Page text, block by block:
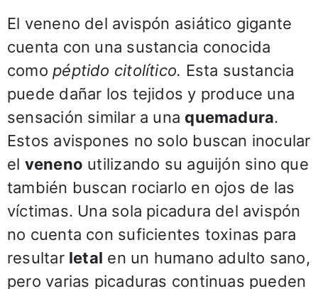
El veneno del avispón asiático gigante
cuenta con una sustancia conocida
como péptido citolítico. Esta sustancia
puede dañar los tejidos y produce una
sensación similar a una quemadura.
Estos avispones no solo buscan inocular
el veneno utilizando su aguijón sino que
también buscan rociarlo en ojos de las
víctimas. Una sola picadura del avispón
no cuenta con suficientes toxinas para
resultar letal en un humano adulto sano,
pero varias picaduras continuas pueden